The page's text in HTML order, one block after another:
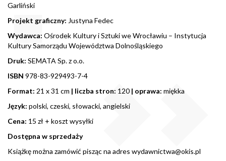
Garliński
Projekt graficzny: Justyna Fedec
Wydawca: Ośrodek Kultury i Sztuki we Wrocławiu – Instytucja
Kultury Samorządu Województwa Dolnośląskiego
Druk: SEMATA Sp. z o.o.
ISBN 978-83-929493-7-4
Format: 21 x 31 cm | liczba stron: 120 | oprawa: miękka
Język: polski, czeski, słowacki, angielski
Cena: 15 zł + koszt wysyłki
Dostępna w sprzedaży
Książkę można zamówić pisząc na adres wydawnictwa@okis.pl